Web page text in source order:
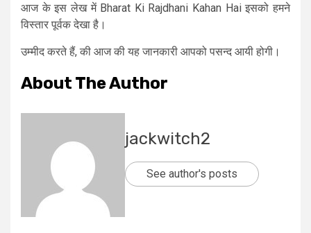
आज के इस लेख में Bharat Ki Rajdhani Kahan Hai इसको हमने
विस्तार पूर्वक देखा है।
उम्मीद करते हैं, की आज की यह जानकारी आपको पसन्द आयी होगी।
About The Author
jackwitch2
See author's posts